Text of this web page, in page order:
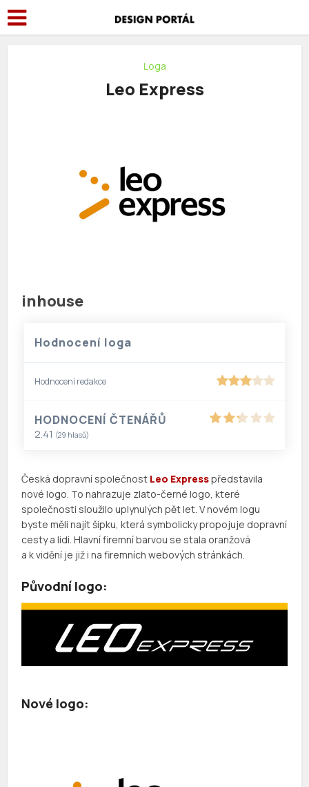
Loga
Leo Express
inhouse
Hodnocení loga
Hodnocení redakce
HODNOCENÍ ČTENÁŘŮ
2.41 (29 hlasů)
Česká dopravní společnost Leo Expresspředstavila
nové logo. To nahrazuje zlato-černé logo, které
společnosti sloužilo uplynulých pět let. V novém logu
byste měli najít šipku, která symbolicky propojuje dopravní
cesty a lidi. Hlavní firemní barvou se stala oranžová
a k vidění je již i na firemních webových stránkách.
Původní logo:
Nové logo: